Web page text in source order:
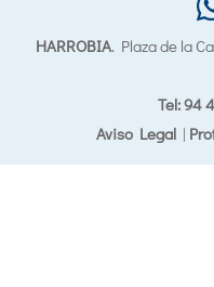
HARROBIA. Plaza de la
Tel: 94
Aviso Legal|